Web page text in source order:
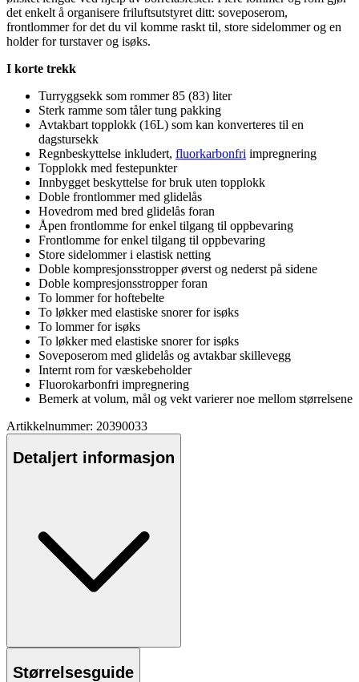
det enkelt å organisere friluftsutstyret ditt: soveposerom,
frontlommer for det du vil komme raskt til, store sidelommer og en
holder for turstaver og isøks.
I korte trekk
Turryggsekk som rommer 85 (83) liter
Sterk ramme som tåler tung pakking
Avtakbart topplokk (16L) som kan konverteres til en
dagstursekk
Regnbeskyttelse inkludert, fluorkarbonfri impregnering
Topplokk med festepunkter
Innbygget beskyttelse for bruk uten topplokk
Doble frontlommer med glidelås
Hovedrom med bred glidelås foran
Åpen frontlomme for enkel tilgang til oppbevaring
Frontlomme for enkel tilgang til oppbevaring
Store sidelommer i elastisk netting
Doble kompresjonsstropper øverst og nederst på sidene
Doble kompresjonsstropper foran
To lommer for hoftebelte
To løkker med elastiske snorer for isøks
To lommer for isøks
To løkker med elastiske snorer for isøks
Soveposerom med glidelås og avtakbar skillevegg
Internt rom for væskebeholder
Fluorokarbonfri impregnering
Bemerk at volum, mål og vekt varierer noe mellom størrelsene
Artikkelnummer: 20390033
Detaljert informasjon
Størrelsesguide